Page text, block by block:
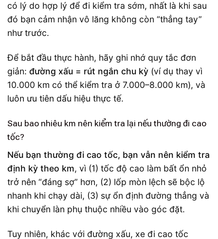
có lý do hợp lý để đi kiểm tra sớm, nhất là khi sau
đó bạn cảm nhận vô lăng không còn “thẳng tay”
như trước.
Để bắt đầu thực hành, hãy ghi nhớ quy tắc đơn
giản: đường xấu = rút ngắn chu kỳ (ví dụ thay vì
10.000 km có thể kiểm tra ở 7.000–8.000 km), và
luôn ưu tiên dấu hiệu thực tế.
Sau bao nhiêu km nên kiểm tra lại nếu thường đi cao
tốc?
Nếu bạn thường đi cao tốc, bạn vẫn nên kiểm tra
định kỳ theo km, vì (1) tốc độ cao làm bất ổn nhỏ
trở nên “đáng sợ” hơn, (2) lốp mòn lệch sẽ bộc lộ
nhanh khi chạy dài, (3) sự ổn định đường thẳng và
khi chuyển làn phụ thuộc nhiều vào góc đặt.
Tuy nhiên, khác với đường xấu, xe đi cao tốc